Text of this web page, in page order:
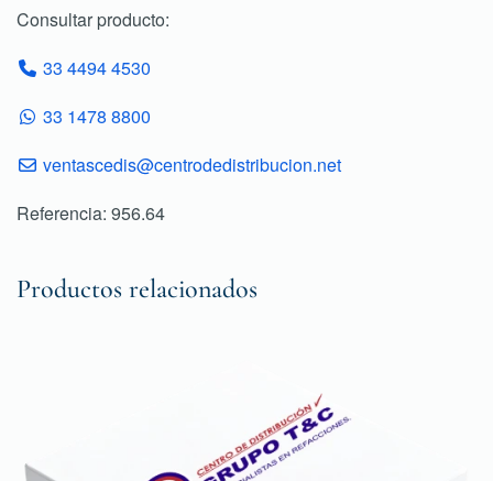
Consultar producto:
33 4494 4530
33 1478 8800
ventascedis@centrodedistribucion.net
Referencia: 956.64
Productos relacionados